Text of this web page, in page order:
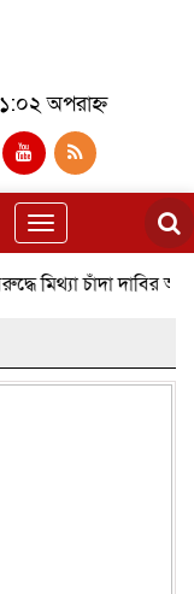
অপরাহ্ন
Toggle
navigation
চাঁদা দাবির